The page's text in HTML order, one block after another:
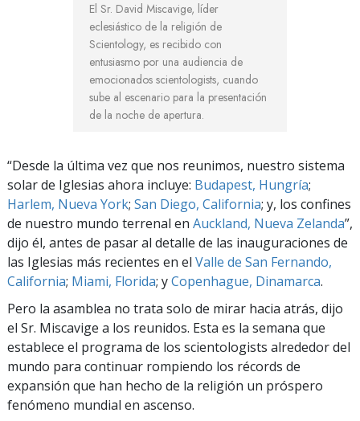
El Sr. David Miscavige, líder
eclesiástico de la religión de
Scientology, es recibido con
entusiasmo por una audiencia de
emocionados scientologists, cuando
sube al escenario para la presentación
de la noche de apertura.
“Desde la última vez que nos reunimos, nuestro sistema
solar de Iglesias ahora incluye: Budapest, Hungría;
Harlem, Nueva York; San Diego, California; y, los confines
de nuestro mundo terrenal en Auckland, Nueva Zelanda”,
dijo él, antes de pasar al detalle de las inauguraciones de
las Iglesias más recientes en el Valle de San Fernando,
California; Miami, Florida; yCopenhague, Dinamarca.
Pero la asamblea no trata solo de mirar hacia atrás, dijo
el Sr. Miscavige a los reunidos. Esta es la semana que
establece el programa de los scientologists alrededor del
mundo para continuar rompiendo los récords de
expansión que han hecho de la religión un próspero
fenómeno mundial en ascenso.